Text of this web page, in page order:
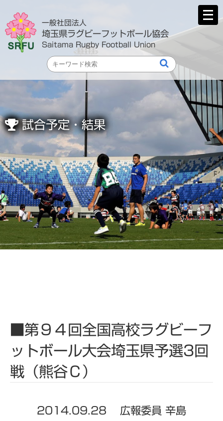
一般社団法人
埼玉県ラグビーフットボール協会
Saitama Rugby Football Union
メ
ニ
く
試合予定・結果
■第９４回全国高校ラグビーフ
ットボール大会埼玉県予選3回
戦（熊谷Ｃ）
2014.09.28 広報委員 辛島